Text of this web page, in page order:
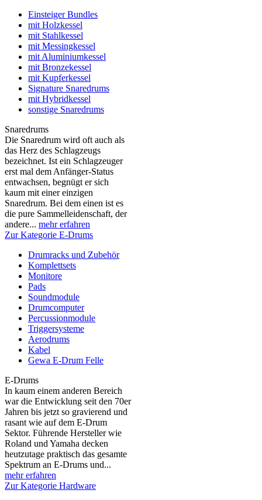
Einsteiger Bundles
mit Holzkessel
mit Stahlkessel
mit Messingkessel
mit Aluminiumkessel
mit Bronzekessel
mit Kupferkessel
Signature Snaredrums
mit Hybridkessel
sonstige Snaredrums
Snaredrums
Die Snaredrum wird oft auch als
das Herz des Schlagzeugs
bezeichnet. Ist ein Schlagzeuger
erst mal dem Anfänger-Status
entwachsen, begnügt er sich
kaum mit einer einzigen
Snaredrum. Bei dem einen ist es
die pure Sammelleidenschaft, der
andere... mehr erfahren
Zur Kategorie E-Drums
Drumracks und Zubehör
Komplettsets
Monitore
Pads
Soundmodule
Drumcomputer
Percussionmodule
Triggersysteme
Aerodrums
Kabel
Gewa E-Drum Felle
E-Drums
In kaum einem anderen Bereich
war die Entwicklung seit den 70er
Jahren bis jetzt so gravierend und
rasant wie auf dem E-Drum
Sektor. Führende Hersteller wie
Roland und Yamaha decken
heutzutage praktisch das gesamte
Spektrum an E-Drums und...
mehr erfahren
Zur Kategorie Hardware